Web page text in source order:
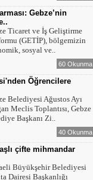
Gebze’nin
Ticaret ve İş Geliştirme
(GETİP), bölgemizin
sosyal ve..
60 Okunma
Öğrencilere
Belediyesi Ağustos Ayı
Meclis Toplantısı, Gebze
Başkanı Zi..
40 Okunma
çifte mihmandar
Büyükşehir Belediyesi
Dairesi Başkanlığı